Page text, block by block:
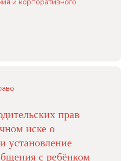
и корпоративного
прав
иске о
установление
с ребёнком
капитала
города
номер 77/10140.